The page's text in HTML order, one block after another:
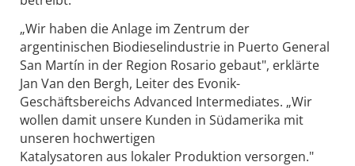
„Wir haben die Anlage im Zentrum der
argentinischen Biodieselindustrie in Puerto General
San Martín in der Region Rosario gebaut", erklärte
Jan Van den Bergh, Leiter des Evonik-
Geschäftsbereichs Advanced Intermediates. „Wir
wollen damit unsere Kunden in Südamerika mit
unseren hochwertigen
Katalysatoren aus lokaler Produktion versorgen."